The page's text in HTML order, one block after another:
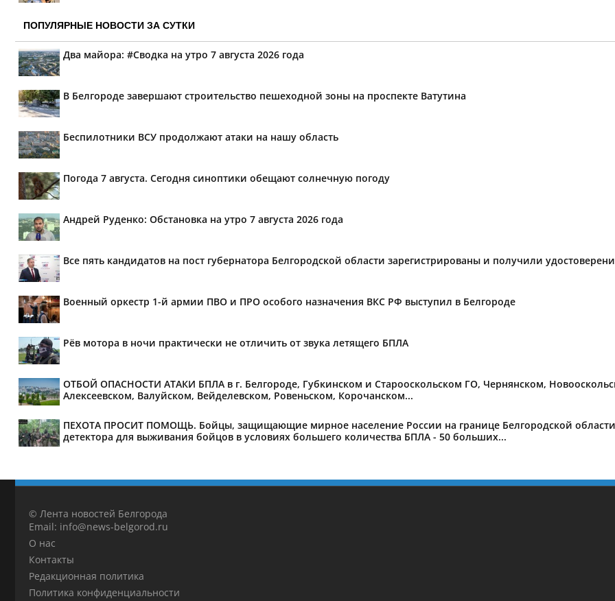
ПОПУЛЯРНЫЕ НОВОСТИ ЗА СУТКИ
Два майора: #Сводка на утро 7 августа 2026 года
В Белгороде завершают строительство пешеходной зоны на проспекте Ватутина
Беспилотники ВСУ продолжают атаки на нашу область
Погода 7 августа. Сегодня синоптики обещают солнечную погоду
Андрей Руденко: Обстановка на утро 7 августа 2026 года
Все пять кандидатов на пост губернатора Белгородской области зарегистрированы и получили
Военный оркестр 1-й армии ПВО и ПРО особого назначения ВКС РФ выступил в Белгороде
Рёв мотора в ночи практически не отличить от звука летящего БПЛА
ОТБОЙ ОПАСНОСТИ АТАКИ БПЛА в г. Белгороде, Губкинском и Старооскольском ГО, Чернянском,
Алексеевском, Валуйском, Вейделевском, Ровеньском, Корочанском...
ПЕХОТА ПРОСИТ ПОМОЩЬ. Бойцы, защищающие мирное население России на границе Белгородской
детектора для выживания бойцов в условиях большего количества БПЛА - 50 больших...
© Лента новостей Белгорода
Email: info@news-belgorod.ru
О нас
Контакты
Редакционная политика
Политика конфиденциальности